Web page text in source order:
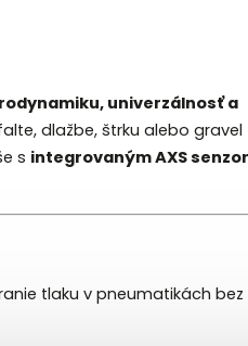
univerzálnosť a
dlažbe, štrku alebo
s integrovaným AXS
tlaku v pneumatikách bez